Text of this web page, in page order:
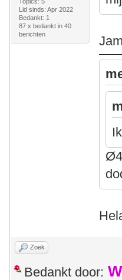
Lid sinds: Apr 2022
Bedankt: 1
87 x bedankt in 40
berichten
Zoek
Bedankt door: